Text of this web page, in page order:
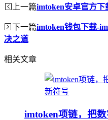
上一篇imtoken安卓官方下
下一篇imtoken钱包下载-
决之道
相关文章
imtoken项链，把